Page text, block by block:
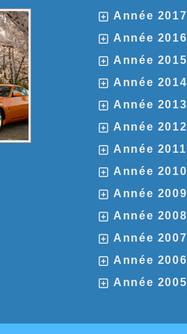
Année 2017
Année 2016
Année 2015
Année 2014
Année 2013
Année 2012
Année 2011
Année 2010
Année 2009
Année 2008
Année 2007
Année 2006
Année 2005